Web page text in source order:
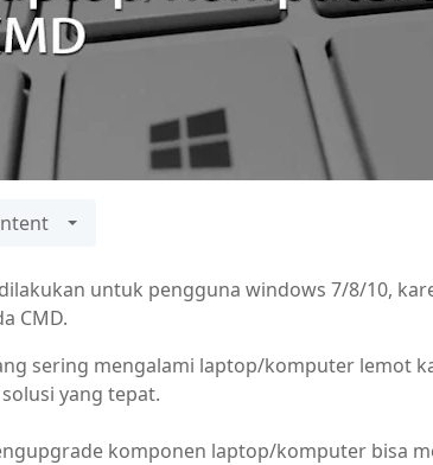
untuk pengguna windows 7/8/10,
CMD.
sering mengalami laptop/komputer lemot
yang tepat.
komponen laptop/komputer bisa